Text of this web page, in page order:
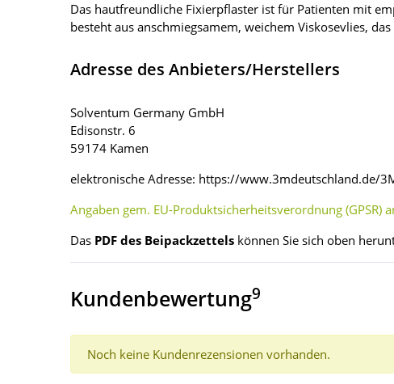
Das hautfreundliche Fixierpflaster ist für Patienten mit
besteht aus anschmiegsamem, weichem Viskosevlies,
Adresse des Anbieters/Herstellers
Solventum Germany GmbH
Edisonstr. 6
59174 Kamen
elektronische Adresse: https://www.3mdeutschland.de/
Angaben gem. EU-Produktsicherheitsverordnung (GPSR)
Das PDF des Beipackzettels können Sie sich oben
Kundenbewertung9
Noch keine Kundenrezensionen vorhanden.